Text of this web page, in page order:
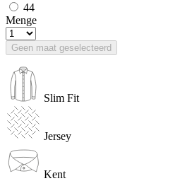
44
Menge
Geen maat geselecteerd
Slim Fit
Jersey
Kent